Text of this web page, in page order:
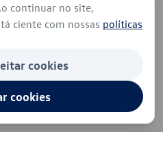
continuar no site,
ciente com nossas políticas
cookies
cookies